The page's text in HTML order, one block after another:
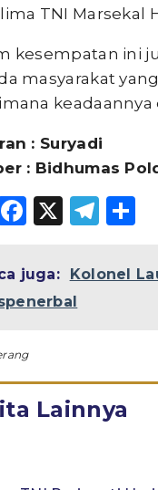
TNI Marsekal
kesempatan ini
masyarakat
: Suryadi
: Bidhumas
Facebook
X
juga:
Kolonel
Lainnya